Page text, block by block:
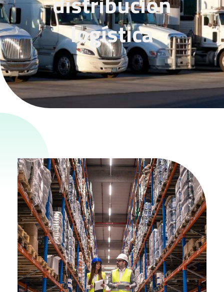
Transporte terrestre
Transporte marítimo
Transporte aereo
Logistica de eventos
logística